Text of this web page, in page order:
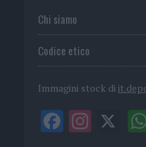
Chi siamo
Codice etico
Immagini stock di